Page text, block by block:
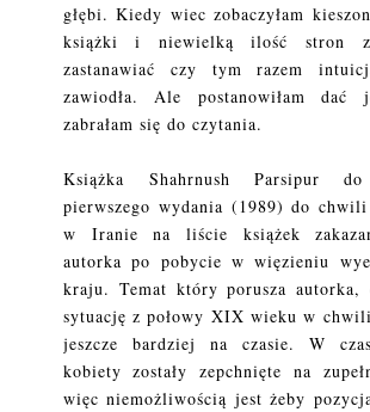
głębi. Kiedy wiec zobaczyłam
książki i niewielką ilość stron
zastanawiać czy tym razem
zawiodła. Ale postanowiłam dać
zabrałam się do czytania.
Książka Shahrnush Parsipur
pierwszego wydania (1989) do
w Iranie na liście książek
autorka po pobycie w więzieniu
kraju. Temat który porusza autorka,
sytuację z połowy XIX wieku w
jeszcze bardziej na czasie. W
kobiety zostały zepchnięte na
więc niemożliwością jest żeby